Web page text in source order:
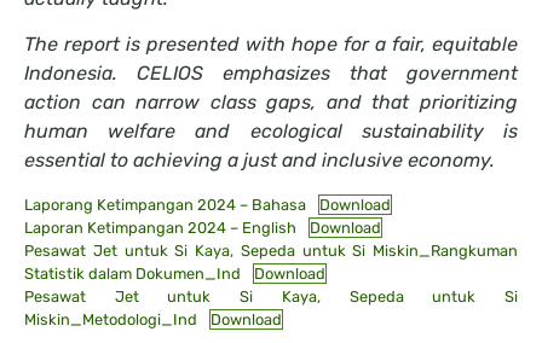
The report is presented with hope for a fair, equitable
Indonesia. CELIOS emphasizes that government
action can narrow class gaps, and that prioritizing
human welfare and ecological sustainability is
essential to achieving a just and inclusive economy.
Laporang Ketimpangan 2024 – Bahasa
Download
Laporan Ketimpangan 2024 – English
Download
Pesawat Jet untuk Si Kaya, Sepeda untuk Si Miskin_Rangkuman
Statistik dalam Dokumen_Ind
Download
Pesawat Jet untuk Si Kaya, Sepeda untuk Si
Miskin_Metodologi_Ind
Download